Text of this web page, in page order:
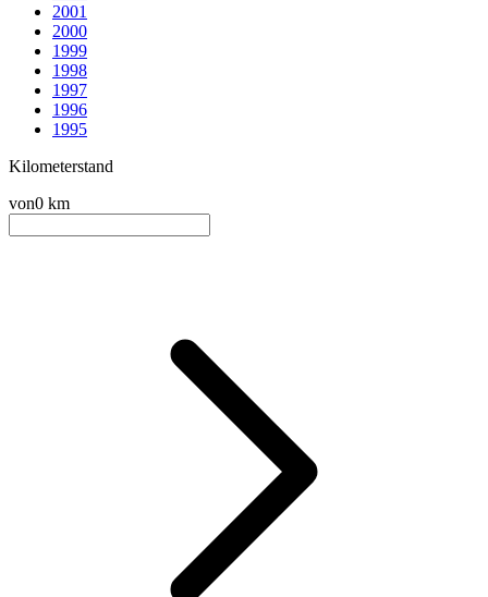
2001
2000
1999
1998
1997
1996
1995
Kilometerstand
von0 km